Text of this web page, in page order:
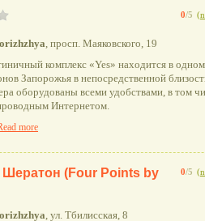
0/5 (
, просп. Маяковского, 19
комплекс «Yes» находится в
Запорожья в непосредственной
оборудованы всеми удобствами, в том
Интернетом.
more
0/5 (
(Four Points by
, ул. Тбилисская, 8